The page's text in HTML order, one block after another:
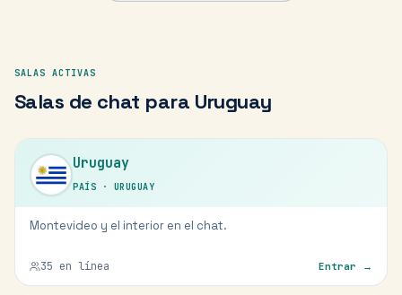
SALAS ACTIVAS
Salas de chat para Uruguay
Uruguay
PAÍS · URUGUAY
Montevideo y el interior en el chat.
35 en línea Entrar →